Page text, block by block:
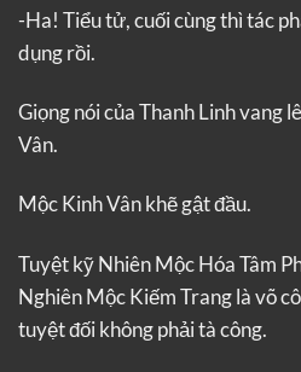
-Ha! Tiểu tử, cuối cùng thì tác
dụng rồi.
Giọng nói của Thanh Linh vang
Vân.
Mộc Kinh Vân khẽ gật đầu.
Tuyệt kỹ Nhiên Mộc Hóa Tâm
Nghiên Mộc Kiếm Trang là võ
tuyệt đối không phải tà công.